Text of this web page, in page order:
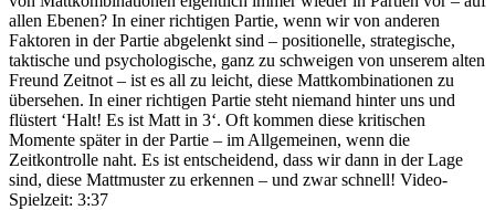
allen Ebenen? In einer richtigen Partie, wenn wir von anderen
Faktoren in der Partie abgelenkt sind – positionelle, strategische,
taktische und psychologische, ganz zu schweigen von unserem alten
Freund Zeitnot – ist es all zu leicht, diese Mattkombinationen zu
übersehen. In einer richtigen Partie steht niemand hinter uns und
flüstert ‘Halt! Es ist Matt in 3‘. Oft kommen diese kritischen
Momente später in der Partie – im Allgemeinen, wenn die
Zeitkontrolle naht. Es ist entscheidend, dass wir dann in der Lage
sind, diese Mattmuster zu erkennen – und zwar schnell! Video-
Spielzeit: 3:37